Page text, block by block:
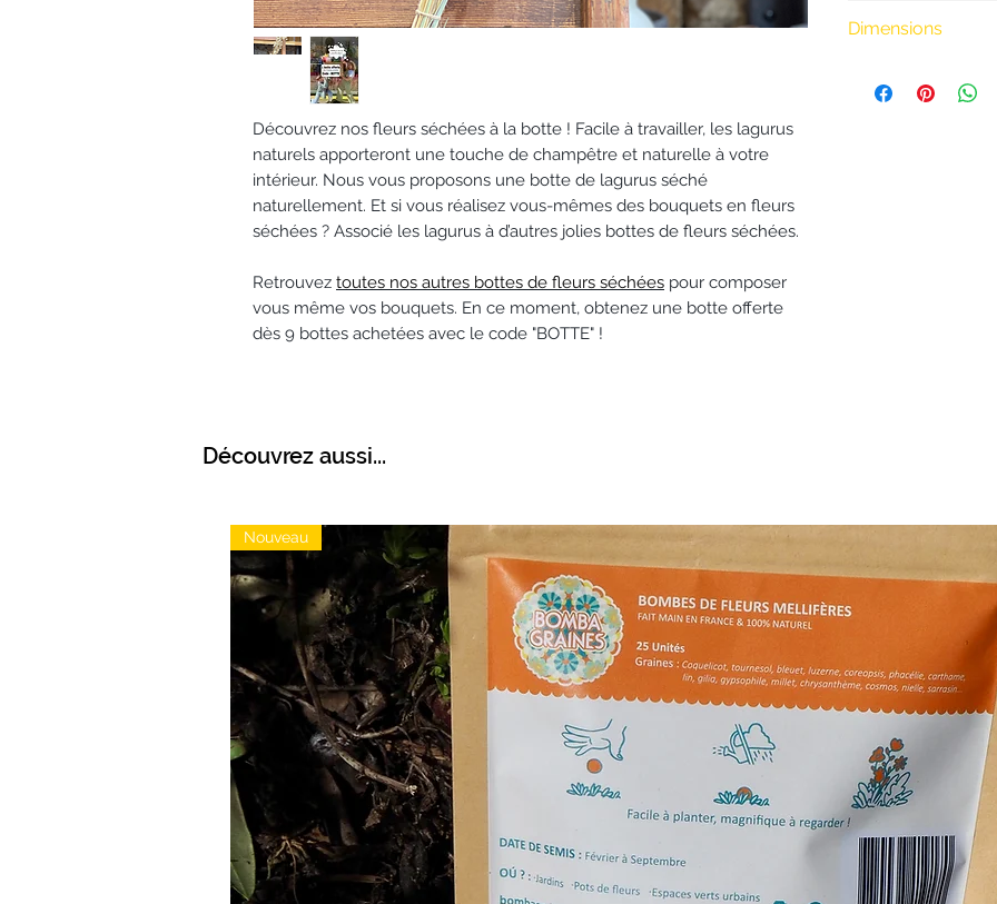
Découvrez nos fleurs séchées à la botte ! Facile à travailler, les lagurus
naturels apporteront une touche de champêtre et naturelle à votre
intérieur. Nous vous proposons une botte de lagurus séché
naturellement. Et si vous réalisez vous-mêmes des bouquets en fleurs
séchées ? Associé les lagurus à d’autres jolies bottes de fleurs séchées.
Retrouvez toutes nos autres bottes de fleurs séchées pour composer
vous même vos bouquets. En ce moment, obtenez une botte offerte
dès 9 bottes achetées avec le code "BOTTE" !
BiciCouriers :
0 à 3 km : 8 €
3 à 6 km : 15 €
Livraison
Tout savoir sur la
Dimensions
Poigs : 20 g
Découvrez aussi...
Nouveau